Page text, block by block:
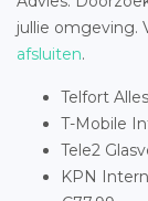
jullie omgeving.
afsluiten.
Telfort
T-Mobile
Tele2
KPN